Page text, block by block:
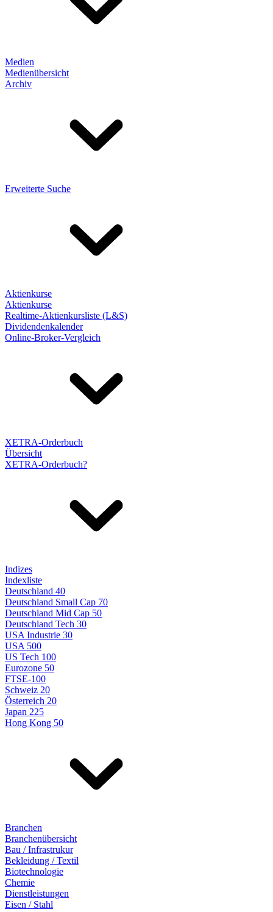
Medien
Medienübersicht
Archiv
Erweiterte Suche
Aktienkurse
Aktienkurse
Realtime-Aktienkursliste (L&S)
Dividendenkalender
Online-Broker-Vergleich
XETRA-Orderbuch
Übersicht
XETRA-Orderbuch?
Indizes
Indexliste
Deutschland 40
Deutschland Small Cap 70
Deutschland Mid Cap 50
Deutschland Tech 30
USA Industrie 30
USA 500
US Tech 100
Eurozone 50
FTSE-100
Schweiz 20
Österreich 20
Japan 225
Hong Kong 50
Branchen
Branchenübersicht
Bau / Infrastrukur
Bekleidung / Textil
Biotechnologie
Chemie
Dienstleistungen
Eisen / Stahl